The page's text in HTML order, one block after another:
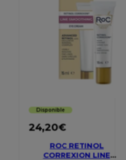
Disponible
24,20€
ROC RETINOL
CORREXION LINE